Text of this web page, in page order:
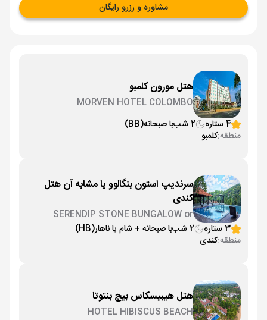
مشاوره و رزرو رایگان
هتل مورون کلمبو
MORVEN HOTEL COLOMBO
4 ستاره
2 شب با صبحانه(BB)
منطقه:کلمبو
سرندیپ استون بنگالوو یا مشابه آن هتل
کندی
SERENDIP STONE BUNGALOW or
similar
3 ستاره 2 شب با صبحانه + شام یا ناهار(HB)
منطقه:کندی
هتل هیبیسکاس بیچ بنتوتا
HOTEL HIBISCUS BEACH